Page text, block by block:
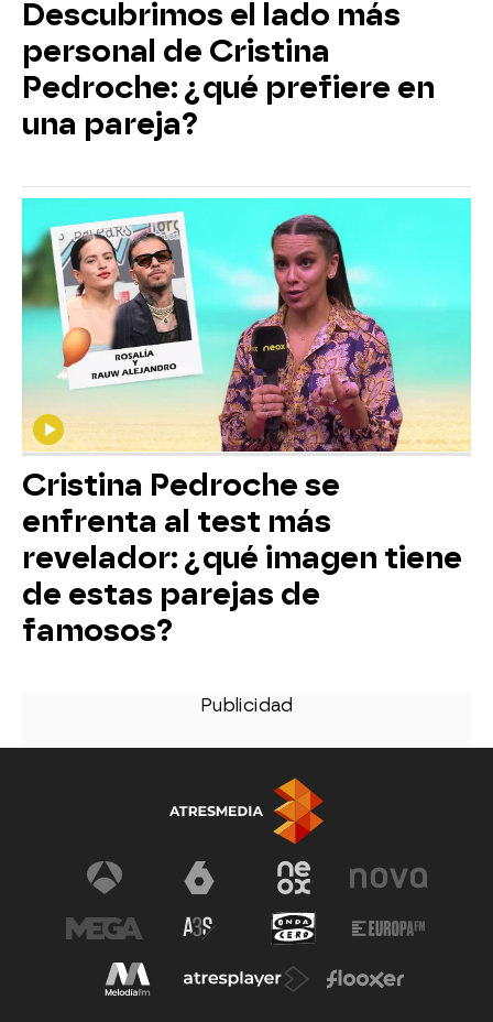
Descubrimos el lado más
personal de Cristina
Pedroche: ¿qué prefiere en
una pareja?
Cristina Pedroche se
enfrenta al test más
revelador: ¿qué imagen tiene
de estas parejas de
famosos?